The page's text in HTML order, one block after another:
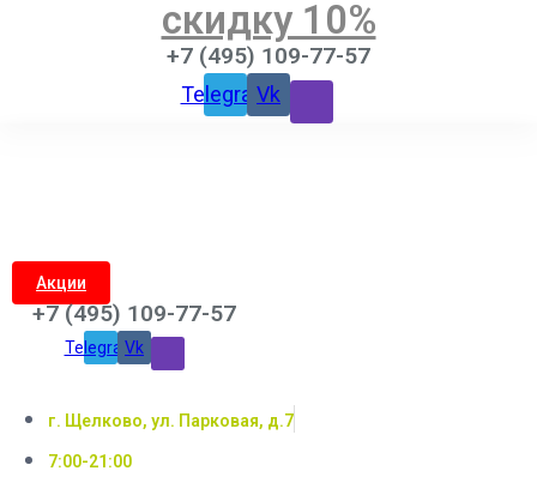
скидку 10%
+7 (495) 109-77-57
TelegramVk
Акции
+7 (495) 109-77-57
TelegramVk
г. Щелково, ул. Парковая, д.7
7:00-21:00